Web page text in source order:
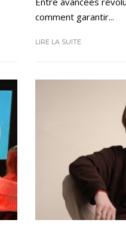
comment garantir...
LIRE LA SUITE